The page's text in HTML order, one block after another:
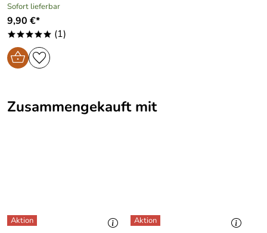
Sofort lieferbar
9,90 €*
***** (1)
Zusammengekauft mit